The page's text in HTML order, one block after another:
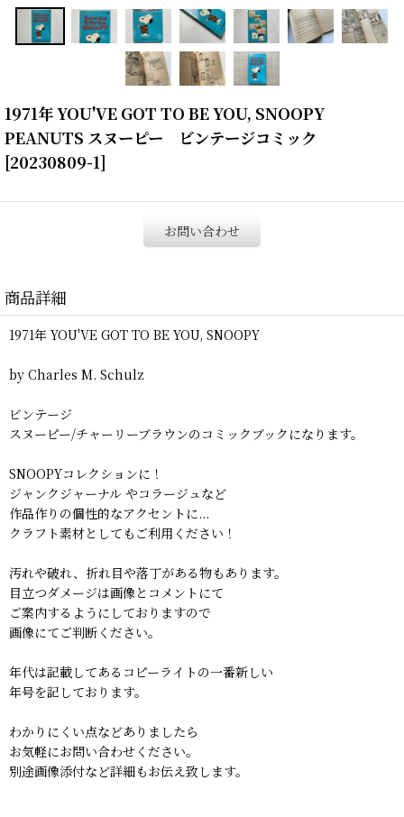
1971年 YOU'VE GOT TO BE YOU, SNOOPY
PEANUTS スヌーピー ビンテージコミック
[20230809-1]
お問い合わせ
商品詳細
1971年 YOU'VE GOT TO BE YOU, SNOOPY
by Charles M. Schulz
ビンテージ
スヌーピー/チャーリーブラウンのコミックブックになります。
SNOOPYコレクションに！
ジャンクジャーナル やコラージュなど
作品作りの個性的なアクセントに...
クラフト素材としてもご利用ください！
汚れや破れ、折れ目や落丁がある物もあります。
目立つダメージは画像とコメントにて
ご案内するようにしておりますので
画像にてご判断ください。
年代は記載してあるコピーライトの一番新しい
年号を記しております。
わかりにくい点などありましたら
お気軽にお問い合わせください。
別途画像添付など詳細もお伝え致します。